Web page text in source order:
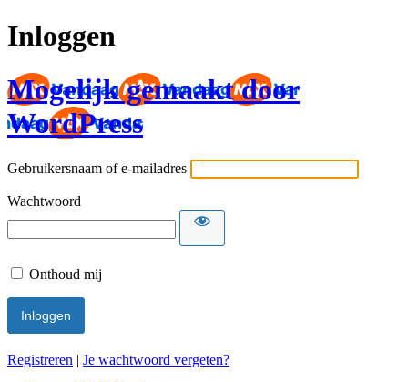
Inloggen
Mogelijk gemaakt door
WordPress
Gebruikersnaam of e-mailadres
Wachtwoord
Onthoud mij
Registreren | Je wachtwoord vergeten?